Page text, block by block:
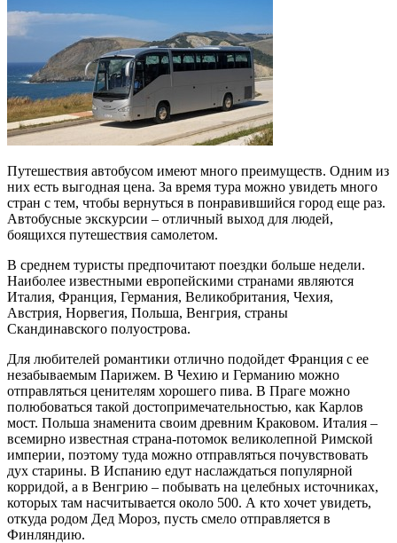
Путешествия автобусом имеют много преимуществ. Одним из
них есть выгодная цена. За время тура можно увидеть много
стран с тем, чтобы вернуться в понравившийся город еще раз.
Автобусные экскурсии – отличный выход для людей,
боящихся путешествия самолетом.
В среднем туристы предпочитают поездки больше недели.
Наиболее известными европейскими странами являются
Италия, Франция, Германия, Великобритания, Чехия,
Австрия, Норвегия, Польша, Венгрия, страны
Скандинавского полуострова.
Для любителей романтики отлично подойдет Франция с ее
незабываемым Парижем. В Чехию и Германию можно
отправляться ценителям хорошего пива. В Праге можно
полюбоваться такой достопримечательностью, как Карлов
мост. Польша знаменита своим древним Краковом. Италия –
всемирно известная страна-потомок великолепной Римской
империи, поэтому туда можно отправляться почувствовать
дух старины. В Испанию едут наслаждаться популярной
корридой, а в Венгрию – побывать на целебных источниках,
которых там насчитывается около 500. А кто хочет увидеть,
откуда родом Дед Мороз, пусть смело отправляется в
Финляндию.